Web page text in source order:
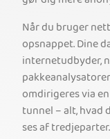
Når du bruger
opsnappet. Dine
internetudbyder,
omdirigeres via
tunnel – alt, hvad
ses af tredjeparter.